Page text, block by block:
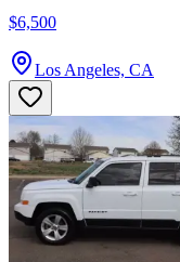
$6,500
Los Angeles, CA